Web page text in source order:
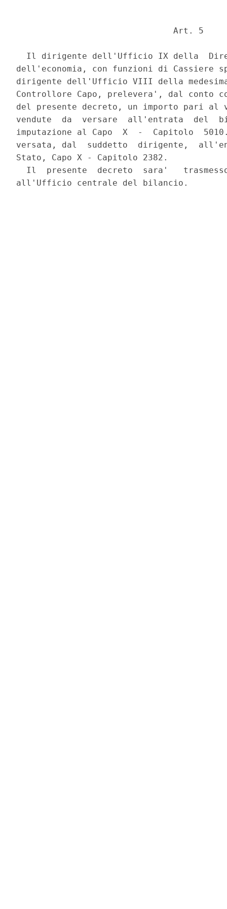
                               Art. 5
Il dirigente dell'Ufficio IX della
dell'economia, con funzioni di Cassiere
dirigente dell'Ufficio VIII della
Controllore Capo, prelevera', dal
del presente decreto, un importo pari al
vendute  da  versare  all'entrata  del
imputazione al Capo  X  -  Capitolo
versata, dal  suddetto  dirigente,
Stato, Capo X - Capitolo 2382.
Il  presente  decreto  sara'